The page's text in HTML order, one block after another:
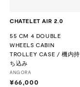
CHATELET AIR 2.0
55 CM 4 DOUBLE
WHEELS CABIN
TROLLEY CASE / 機内持
ち込み
ANGORA
¥66,000